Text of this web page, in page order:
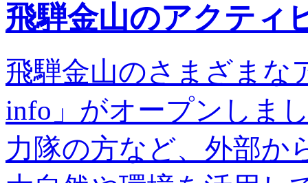
飛騨金山のアクティ
飛騨金山のさまざまな
info」がオープンしま
力隊の方など、外部か